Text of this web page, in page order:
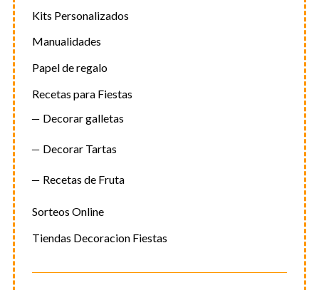
Kits Personalizados
Manualidades
Papel de regalo
Recetas para Fiestas
Decorar galletas
Decorar Tartas
Recetas de Fruta
Sorteos Online
Tiendas Decoracion Fiestas